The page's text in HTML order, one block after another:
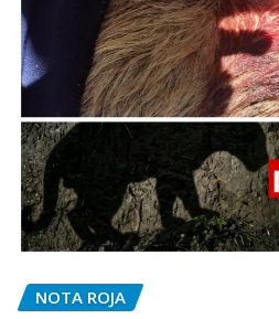
NOTA ROJA